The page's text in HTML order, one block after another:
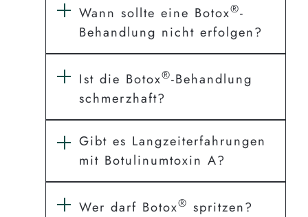
Wann sollte eine Botox®-
Behandlung nicht erfolgen?
Ist die Botox®-Behandlung
schmerzhaft?
Gibt es Langzeiterfahrungen
mit Botulinumtoxin A?
Wer darf Botox® spritzen?